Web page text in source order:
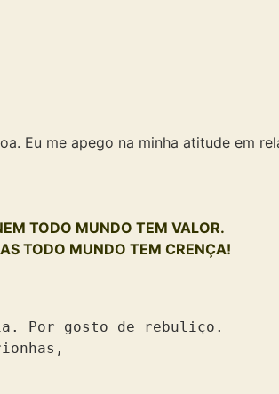
Eu me apego na minha atitude em
TODO MUNDO TEM VALOR.
TODO MUNDO TEM CRENÇA!
Por gosto de rebuliço.